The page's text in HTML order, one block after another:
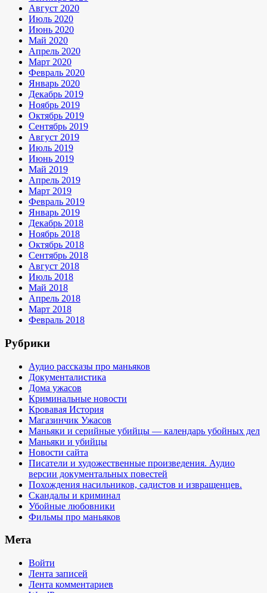
Август 2020
Июль 2020
Июнь 2020
Май 2020
Апрель 2020
Март 2020
Февраль 2020
Январь 2020
Декабрь 2019
Ноябрь 2019
Октябрь 2019
Сентябрь 2019
Август 2019
Июль 2019
Июнь 2019
Май 2019
Апрель 2019
Март 2019
Февраль 2019
Январь 2019
Декабрь 2018
Ноябрь 2018
Октябрь 2018
Сентябрь 2018
Август 2018
Июль 2018
Май 2018
Апрель 2018
Март 2018
Февраль 2018
Рубрики
Аудио рассказы про маньяков
Документалистика
Дома ужасов
Криминальные новости
Кровавая История
Магазинчик Ужасов
Маньяки и серийные убийцы — календарь убойных дел
Маньяки и убийцы
Новости сайта
Писатели и художественные произведения. Аудио
версии документальных повестей
Похождения насильников, садистов и извращенцев.
Скандалы и криминал
Убойные любовники
Фильмы про маньяков
Мета
Войти
Лента записей
Лента комментариев